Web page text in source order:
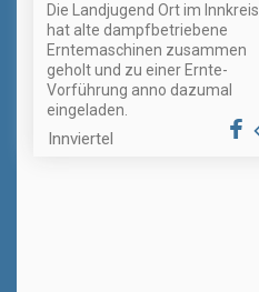
Die Landjugend Ort im Innkreis
hat alte dampfbetriebene
Erntemaschinen zusammen
geholt und zu einer Ernte-
Vorführung anno dazumal
eingeladen.
Innviertel